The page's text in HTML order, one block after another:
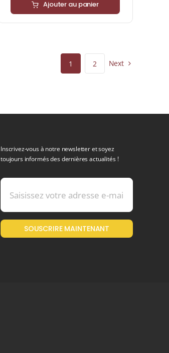
Ajouter au panier
1 2 Next
Inscrivez-vous à notre newsletter et soyez
toujours informés des dernières actualités !
SOUSCRIRE MAINTENANT